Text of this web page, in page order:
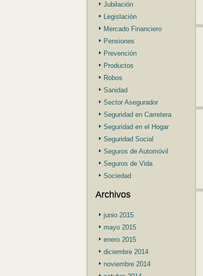
Jubilación
Legislación
Mercado Financiero
Pensiones
Prevención
Productos
Robos
Sanidad
Sector Asegurador
Seguridad en Carretera
Seguridad en el Hogar
Seguridad Social
Seguros de Automóvil
Seguros de Vida
Sociedad
Archivos
junio 2015
mayo 2015
enero 2015
diciembre 2014
noviembre 2014